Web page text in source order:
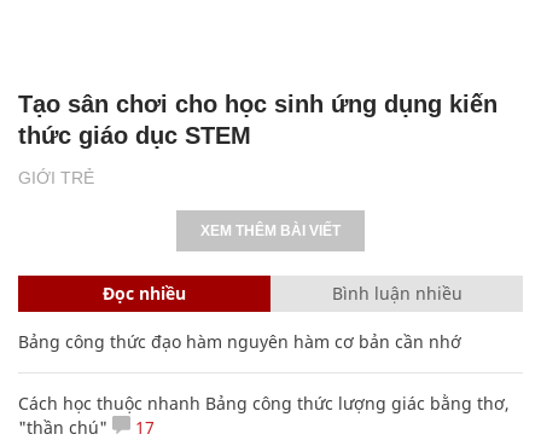
GIỚI TRẺ
Tạo sân chơi cho học sinh ứng dụng kiến
thức giáo dục STEM
XEM THÊM BÀI VIẾT
Đọc nhiều Bình luận nhiều
Bảng công thức đạo hàm nguyên hàm cơ bản cần nhớ
Cách học thuộc nhanh Bảng công thức lượng giác bằng thơ,
"thần chú"
17